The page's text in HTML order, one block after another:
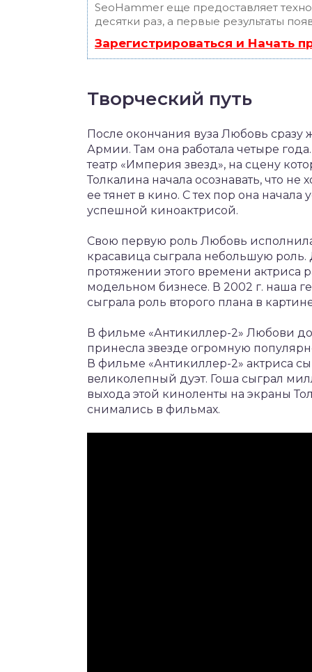
SeoHammer еще предоставляет
десятки раз, а первые результаты
Зарегистрироваться и Начать
Творческий путь
После окончания вуза Любовь сразу
Армии. Там она работала четыре
театр «Империя звезд», на сцену
Толкалина начала осознавать, что не
ее тянет в кино. С тех пор она начала
успешной киноактрисой.
Свою первую роль Любовь исполнила
красавица сыграла небольшую
протяжении этого времени актриса
модельном бизнесе. В 2002 г. наша
сыграла роль второго плана в
В фильме «Антикиллер-2» Любови
принесла звезде огромную
В фильме «Антикиллер-2» актриса
великолепный дуэт. Гоша сыграл
выхода этой киноленты на экраны
снимались в фильмах.